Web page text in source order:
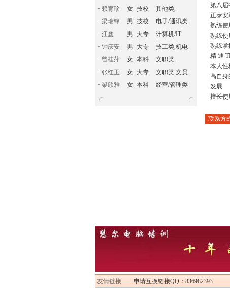
· 赖育珍 女 技校
其他类,
· 梁瑞锋 男 技校
电子/通讯类
· 江鑫 男 大专
计算机/IT
· 钟庆安 男 大专
技工类,机电
· 曾桂萍 女 本科
文职类,
· 张红玉 女 大专
文职类,文员
· 梁欣雅 女 本科 经营/管理类
第八届
正泰安
熟练使
熟练使
熟练掌
精 通
本人性
高自身
发展
擅长使
联系方
友情链接——申请互换链接QQ：836982393